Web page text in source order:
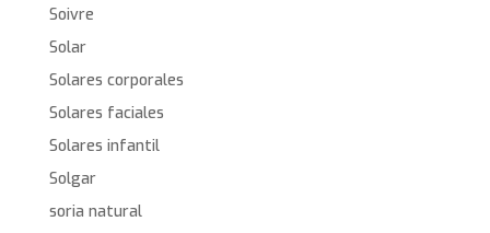
Soivre
Solar
Solares corporales
Solares faciales
Solares infantil
Solgar
soria natural